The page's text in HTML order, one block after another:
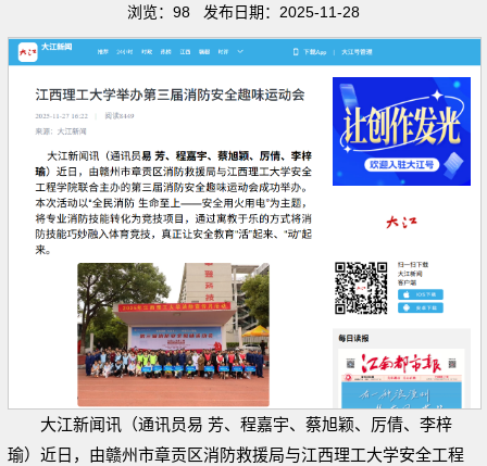
浏览： 98 发布日期：2025-11-28
大江新闻讯（通讯员易 芳、程嘉宇、蔡旭颖、厉倩、李梓
瑜）近日，由赣州市章贡区消防救援局与江西理工大学安全工程